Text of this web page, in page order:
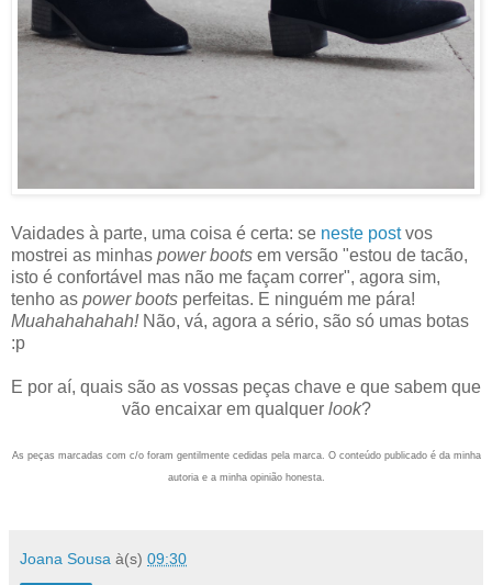
Vaidades à parte, uma coisa é certa: se neste postvos
mostrei as minhas power boots em versão "estou de tacão,
isto é confortável mas não me façam correr", agora sim,
tenho as power boots perfeitas. E ninguém me pára!
Muahahahahah!Não, vá, agora a sério, são só umas botas
:p
E por aí, quais são as vossas peças chave e que sabem que
vão encaixar em qualquer look?
As peças marcadas com c/o foram gentilmente cedidas pela marca. O conteúdo publicado é da minha
autoria e a minha opinião honesta.
Joana Sousa à(s) 09:30